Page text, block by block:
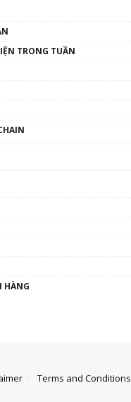
TRONG TUẦN
HÀNG
Terms and Conditions